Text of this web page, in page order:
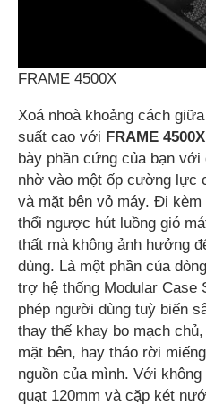
FRAME 4500X
Xoá nhoà khoảng cách
suất cao với FRAME 4500X
bày phần cứng của bạn
nhờ vào một ốp cường lực
và mặt bên vỏ máy. Đi
thổi ngược hút luồng gió
thất mà không ảnh hưởng
dùng. Là một phần của
trợ hệ thống Modular Case
phép người dùng tuỳ biến
thay thế khay bo mạch
mặt bên, hay tháo rời
nguồn của mình. Với
quạt 120mm và cặp két